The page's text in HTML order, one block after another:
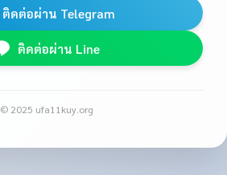
ติดต่อผ่าน Telegram
ติดต่อผ่าน Line
© 2025 ufa11kuy.org